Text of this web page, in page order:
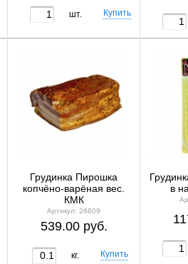
шт.
Грудинка Пирошка
копчёно-варёная вес.
КМК
Артикул: 26609
539.00 руб.
кг.
в